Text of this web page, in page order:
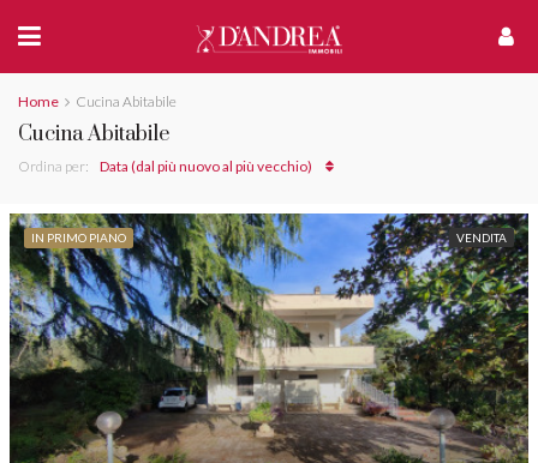
Home Cucina Abitabile
Cucina Abitabile
Ordina per: Data (dal più nuovo al più vecchio)
IN PRIMO PIANO VENDITA